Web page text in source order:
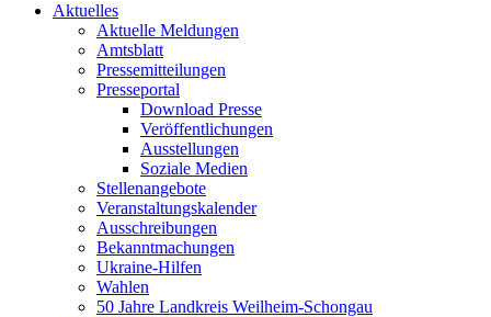
Aktuelles
Aktuelle Meldungen
Amtsblatt
Pressemitteilungen
Presseportal
Download Presse
Veröffentlichungen
Ausstellungen
Soziale Medien
Stellenangebote
Veranstaltungskalender
Ausschreibungen
Bekanntmachungen
Ukraine-Hilfen
Wahlen
50 Jahre Landkreis Weilheim-Schongau